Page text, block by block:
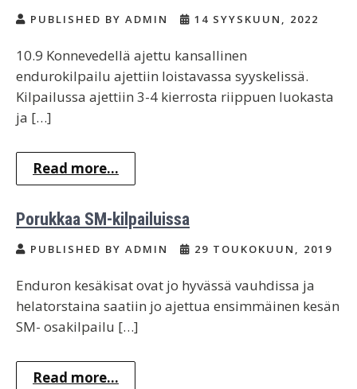
PUBLISHED BY ADMIN 14 SYYSKUUN, 2022
10.9 Konnevedellä ajettu kansallinen
endurokilpailu ajettiin loistavassa syyskelissä.
Kilpailussa ajettiin 3-4 kierrosta riippuen luokasta
ja […]
Read more...
Porukkaa SM-kilpailuissa
PUBLISHED BY ADMIN 29 TOUKOKUUN, 2019
Enduron kesäkisat ovat jo hyvässä vauhdissa ja
helatorstaina saatiin jo ajettua ensimmäinen kesän
SM- osakilpailu […]
Read more...